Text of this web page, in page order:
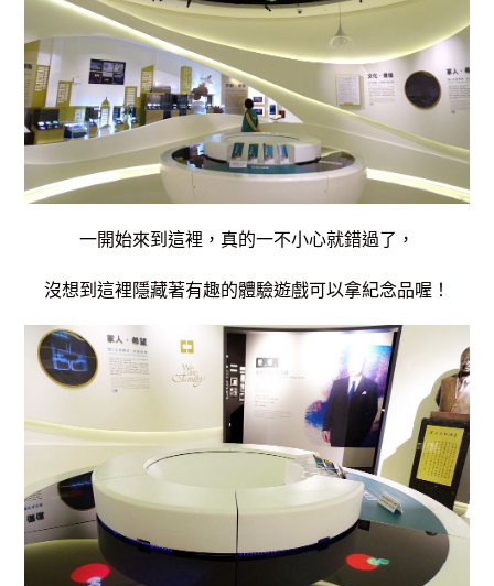
一開始來到這裡，真的一不小心就錯過了，
沒想到這裡隱藏著有趣的體驗遊戲可以拿紀念品喔！